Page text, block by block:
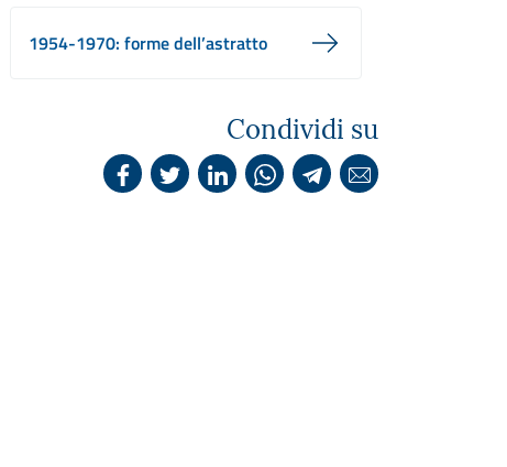
1954-1970: forme dell’astratto
Condividi su